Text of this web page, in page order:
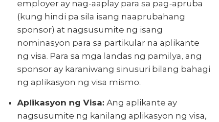
employer ay nag-aaplay para sa pag-apruba
(kung hindi pa sila isang naaprubahang
sponsor) at nagsusumite ng isang
nominasyon para sa partikular na aplikante
ng visa. Para sa mga landas ng pamilya, ang
sponsor ay karaniwang sinusuri bilang bahagi
ng aplikasyon ng visa mismo.
Aplikasyon ng Visa: Ang aplikante ay
nagsusumite ng kanilang aplikasyon ng visa,